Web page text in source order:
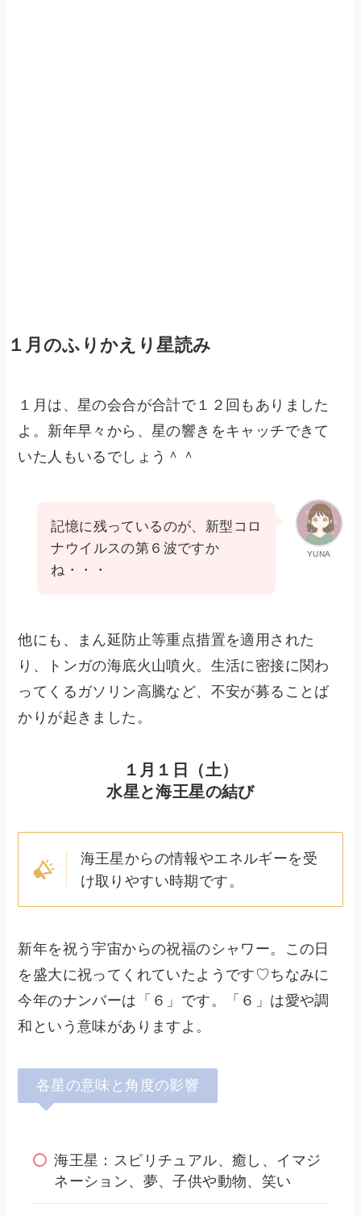
１月のふりかえり星読み
１月は、星の会合が合計で１２回もありました
よ。新年早々から、星の響きをキャッチできて
いた人もいるでしょう＾＾
YUNA
記憶に残っているのが、新型コロ
ナウイルスの第６波ですか
ね・・・
他にも、まん延防止等重点措置を適用された
り、トンガの海底火山噴火。生活に密接に関わ
ってくるガソリン高騰など、不安が募ることば
かりが起きました。
１月１日（土）
水星と海王星の結び
海王星からの情報やエネルギーを受
け取りやすい時期です。
新年を祝う宇宙からの祝福のシャワー。この日
を盛大に祝ってくれていたようです♡ちなみに
今年のナンバーは「６」です。「６」は愛や調
和という意味がありますよ。
各星の意味と角度の影響
海王星：スピリチュアル、癒し、イマジ
ネーション、夢、子供や動物、笑い